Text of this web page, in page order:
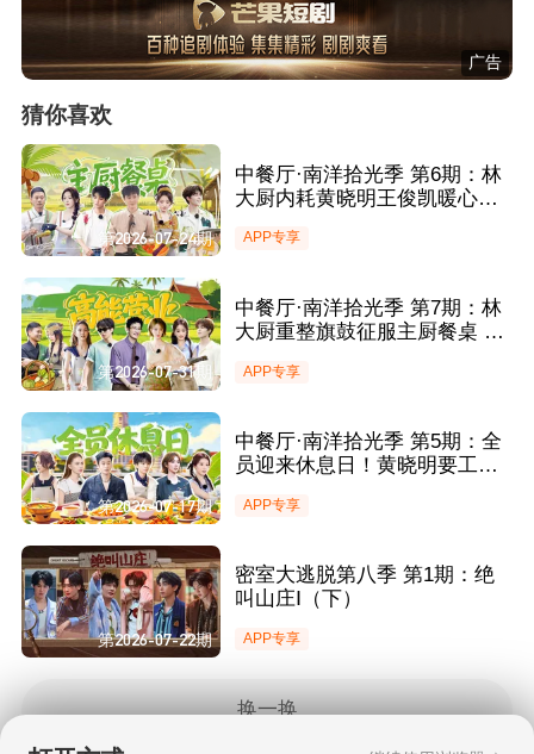
广告
猜你喜欢
第2026-07-24期
中餐厅·南洋拾光季 第6期：林
大厨内耗黄晓明王俊凯暖心安
APP专享
第2026-07-31期
中餐厅·南洋拾光季 第7期：林
大厨重整旗鼓征服主厨餐桌 王
APP专享
第2026-07-17期
中餐厅·南洋拾光季 第5期：全
员迎来休息日！黄晓明要工资
APP专享
第2026-07-22期
密室大逃脱第八季 第1期：绝
叫山庄Ⅰ（下）
APP专享
换一换